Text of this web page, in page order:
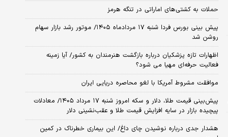
حملات به کشتی‌های اماراتی در تنگه هرمز
پیش بینی بورس فردا شنبه ۱۷ مردادماه ۱۴۰۵/ موتور رشد بازار سهام
روشن شد
اظهارات تازه پزشکیان درباره بازگشت هنرمندان به کشور/ آیا زمینه
فعالیت حرفه‌ای مهیا می شود؟
موافقت مشروط آمریکا با لغو محاصره دریایی ایران
پیش‌بینی قیمت طلا، دلار و سکه امروز شنبه ۱۷ مرداد ۱۴۰۵/ معادلات
پیچیده بازار در سایه افزایش قیمت طلا و عقب‌نشینی دلار
هشدار جدی درباره نوشیدن چای داغ/ این بیماری خطرناک در کمین